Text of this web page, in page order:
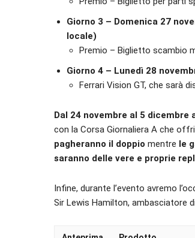
Giorno 3 – Domenica 27
locale)
Premio – Biglietto scambio
Giorno 4 – Lunedì 28
Ferrari Vision GT, che sarà
Dal 24 novembre al 5
con la Corsa Giornaliera A che
pagheranno il doppio mentre le
saranno delle vere e proprie
Infine, durante l’evento avremo
Sir Lewis Hamilton, ambasciatore